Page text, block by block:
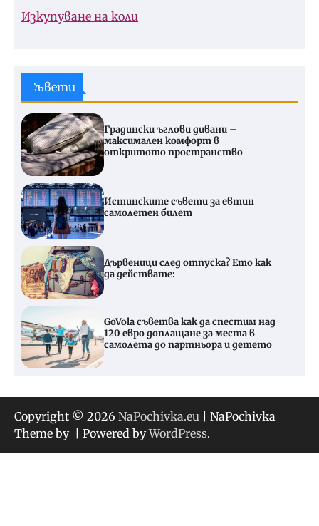
Изкупуване на коли
Съвети
Градински ъглови дивани –
максимален комфорт в
откритото пространство
Истинските съвети за евтин
самолетен билет
Дървеници след отпуска? Ето как
да действате:
GoVola съветва как да спестим над
120 евро доплащане за места в
самолета до партньора и детето
Copyright © 2026 NaPochivka.eu | NaPochivka
Theme by
| Powered byWordPress.